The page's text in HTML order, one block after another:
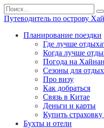
Перейти
к
содержанию
Search
for:
Путеводитель по острову
Планирование поездки
Где лучше
Когда лучше
Погода на
Сезоны для
Про визу
Как добраться
Связь в Китае
Деньги и карты
Купить
Бухты и отели